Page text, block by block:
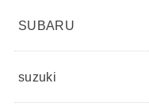
SUBARU
suzuki